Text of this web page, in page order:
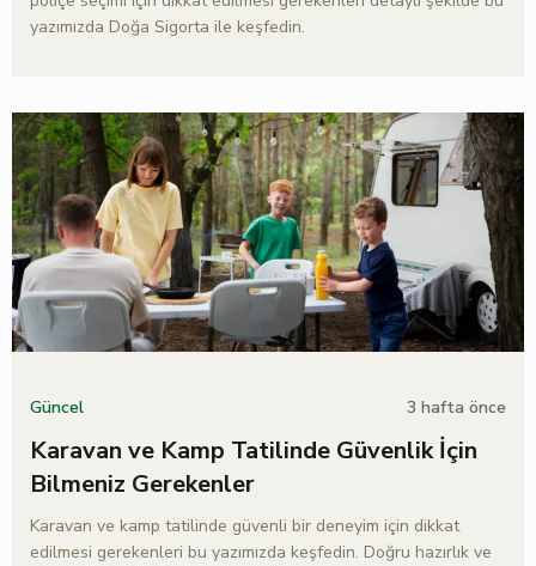
yazımızda Doğa Sigorta ile keşfedin.
Güncel 3 hafta önce
Karavan ve Kamp Tatilinde Güvenlik İçin
Bilmeniz Gerekenler
Karavan ve kamp tatilinde güvenli bir deneyim için dikkat
edilmesi gerekenleri bu yazımızda keşfedin. Doğru hazırlık ve